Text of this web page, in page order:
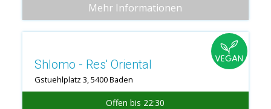
Mehr Informationen
Shlomo - Res' Oriental
Gstuehlplatz 3, 5400 Baden
Offen bis 22:30